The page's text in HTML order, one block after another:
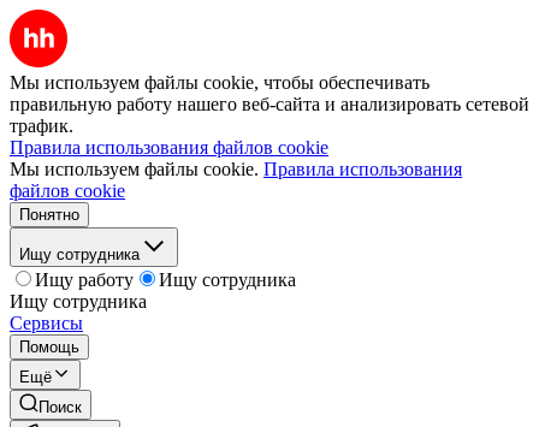
Мы используем файлы cookie, чтобы обеспечивать
правильную работу нашего веб-сайта и анализировать сетевой
трафик.
Правила использования файлов cookie
Мы используем файлы cookie. Правила использования
файлов cookie
Понятно
Ищу сотрудника
Ищу работу
Ищу сотрудника
Ищу сотрудника
Сервисы
Помощь
Ещё
Поиск